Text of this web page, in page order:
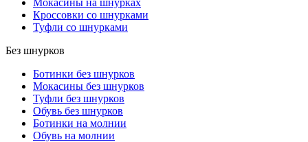
Мокасины на шнурках
Кроссовки со шнурками
Туфли со шнурками
Без шнурков
Ботинки без шнурков
Мокасины без шнурков
Туфли без шнурков
Обувь без шнурков
Ботинки на молнии
Обувь на молнии